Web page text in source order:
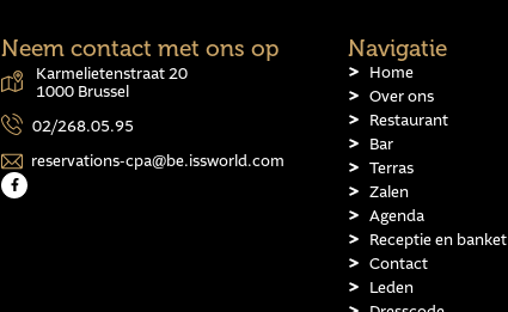
Neem contact met ons op
Karmelietenstraat 20
1000 Brussel
02/268.05.95
reservations-cpa@be.issworld.com
Navigatie
Home
Over ons
Restaurant
Bar
Terras
Zalen
Agenda
Receptie en banket
Contact
Leden